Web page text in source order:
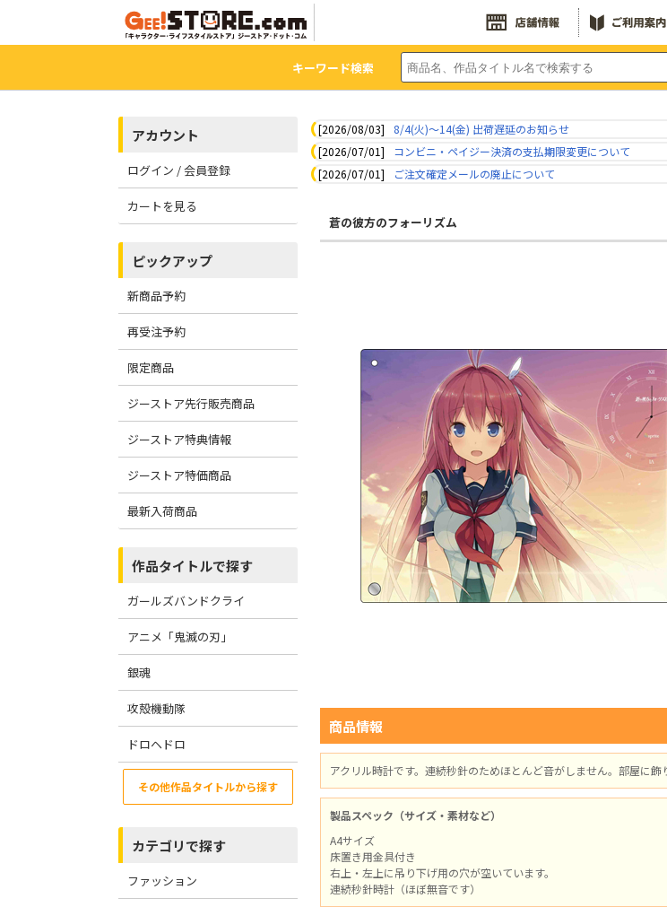
キーワード検索
アカウント
ログイン / 会員登録
カートを見る
ピックアップ
新商品予約
再受注予約
限定商品
ジーストア先行販売商品
ジーストア特典情報
ジーストア特価商品
最新入荷商品
作品タイトルで探す
ガールズバンドクライ
アニメ「鬼滅の刃」
銀魂
攻殻機動隊
ドロヘドロ
その他作品タイトルから探す
カテゴリで探す
ファッション
[2026/08/03]
8/4(火)～14(金) 出荷遅延のお知らせ
[2026/07/01]
コンビニ・ペイジー決済の支払期限変更について
[2026/07/01]
ご注文確定メールの廃止について
蒼の彼方のフォーリズム
商品情報
アクリル時計です。連続秒針のためほとんど音がしません。部屋に飾
製品スペック（サイズ・素材など）
A4サイズ
床置き用金具付き
右上・左上に吊り下げ用の穴が空いています。
連続秒針時計（ほぼ無音です）